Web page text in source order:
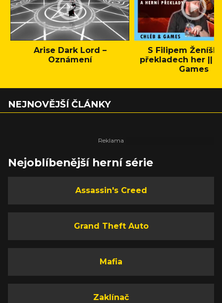
Arise Dark Lord –
Oznámení
S Filipem
překladech her ||
Games
NEJNOVĚJŠÍ ČLÁNKY
Nejoblíbenější herní série
Assassin's Creed
Grand Theft Auto
Mafia
Zaklínač